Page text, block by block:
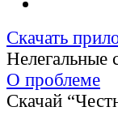
Скачать
Нелегальные
О проблеме
Скачай